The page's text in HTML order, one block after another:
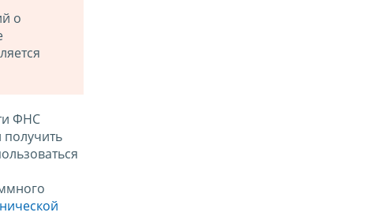
о
ФНС
получить